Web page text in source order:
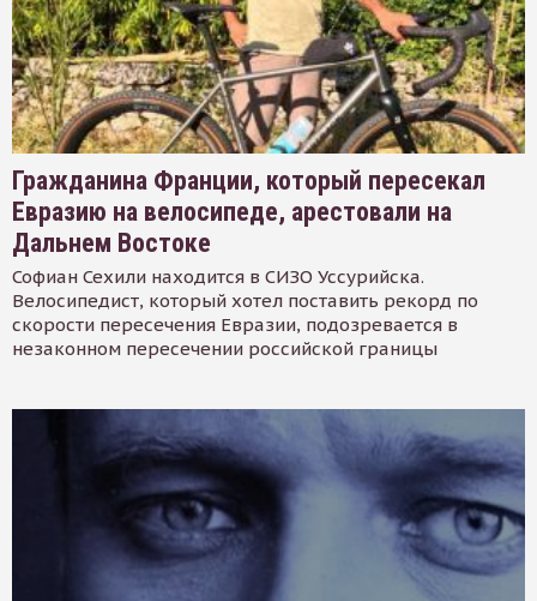
Гражданина Франции, который пересекал
Евразию на велосипеде, арестовали на
Дальнем Востоке
Софиан Сехили находится в СИЗО Уссурийска.
Велосипедист, который хотел поставить рекорд по
скорости пересечения Евразии, подозревается в
незаконном пересечении российской границы